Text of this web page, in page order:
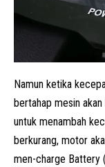
Namun ketika
bertahap mesin
untuk menambah
berkurang, motor
men-charge Battery